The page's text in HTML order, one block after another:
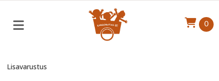
0
Lisavarustus